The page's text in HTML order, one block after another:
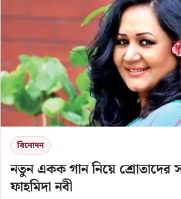
বিনোদন
নতুন একক গান নিয়ে শ্রোতাদের
ফাহমিদা নবী